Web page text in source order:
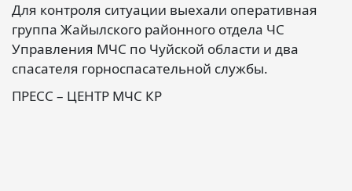
Для контроля ситуации выехали оперативная
группа Жайылского районного отдела ЧС
Управления МЧС по Чуйской области и два
спасателя горноспасательной службы.
ПРЕСС – ЦЕНТР МЧС КР